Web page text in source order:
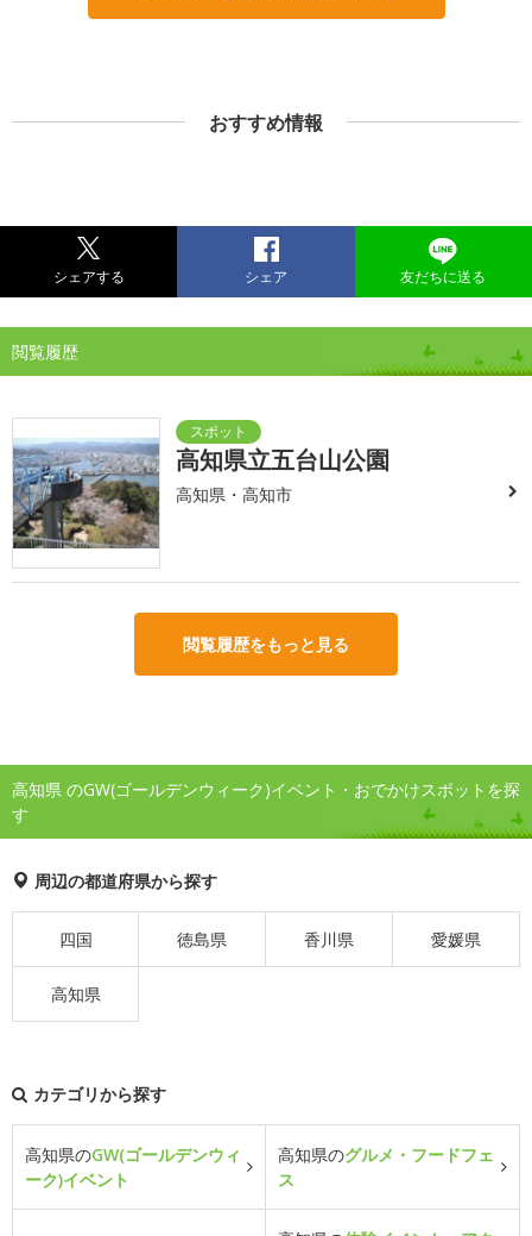
おすすめ情報
シェアする シェア 友だちに送る
閲覧履歴
高知県立五台山公園
高知県・高知市
閲覧履歴をもっと見る
高知県 のGW(ゴールデンウィーク)イベント・おでかけスポットを探
す
周辺の都道府県から探す
四国 徳島県 香川県 愛媛県
高知県
カテゴリから探す
高知県のGW(ゴールデンウィ
ーク)イベント
高知県のグルメ・フードフェ
ス